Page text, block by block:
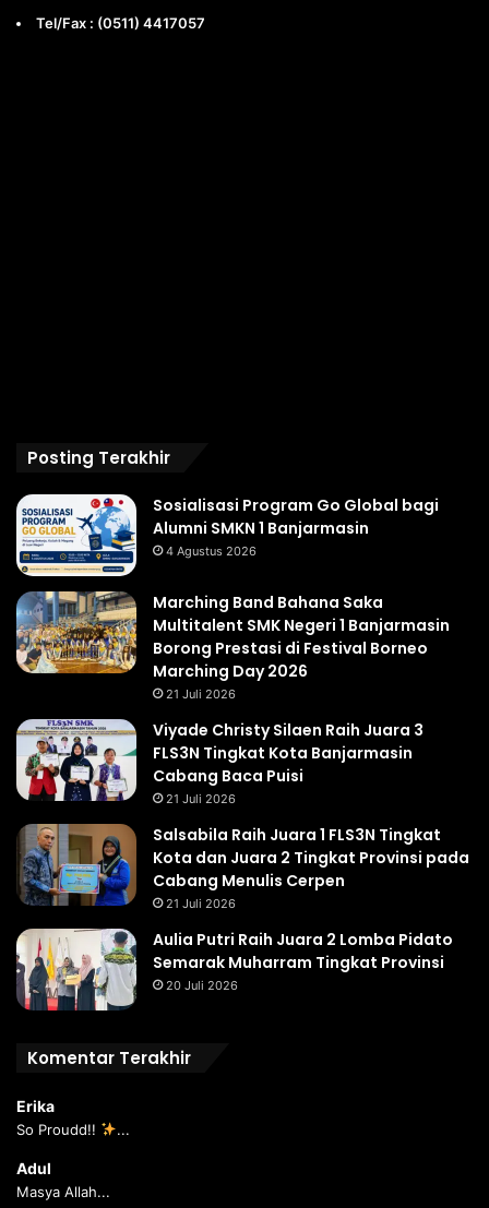
Tel/Fax : (0511) 4417057
Posting Terakhir
Sosialisasi Program Go Global bagi
Alumni SMKN 1 Banjarmasin
4 Agustus 2026
Marching Band Bahana Saka
Multitalent SMK Negeri 1 Banjarmasin
Borong Prestasi di Festival Borneo
Marching Day 2026
21 Juli 2026
Viyade Christy Silaen Raih Juara 3
FLS3N Tingkat Kota Banjarmasin
Cabang Baca Puisi
21 Juli 2026
Salsabila Raih Juara 1 FLS3N Tingkat
Kota dan Juara 2 Tingkat Provinsi pada
Cabang Menulis Cerpen
21 Juli 2026
Aulia Putri Raih Juara 2 Lomba Pidato
Semarak Muharram Tingkat Provinsi
20 Juli 2026
Komentar Terakhir
Erika
So Proudd!! ...
Adul
Masya Allah...